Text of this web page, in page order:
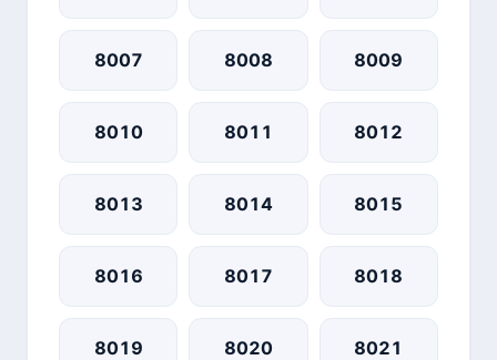
8007 8008 8009
8010 8011 8012
8013 8014 8015
8016 8017 8018
8019 8020 8021